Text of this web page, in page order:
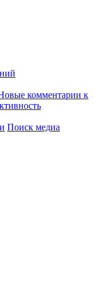
комментарии к
Поиск медиа